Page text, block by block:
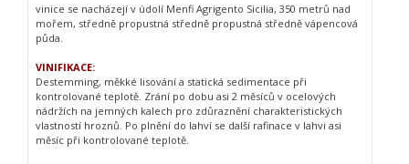
vinice se nacházejí v údolí Menfi Agrigento Sicilia, 350 metrů nad
mořem, středně propustná středně propustná středně vápencová
půda.
VINIFIKACE:
Destemming, měkké lisování a statická sedimentace při
kontrolované teplotě. Zrání po dobu asi 2 měsíců v ocelových
nádržích na jemných kalech pro zdůraznění charakteristických
vlastností hroznů. Po plnění do lahví se další rafinace v lahvi asi
měsíc při kontrolované teplotě.